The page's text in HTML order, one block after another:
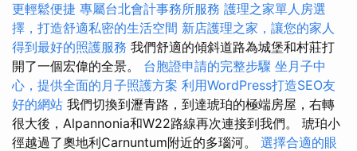
更輕鬆便捷 專屬台北會計事務所服務 護理之家單人房選
擇，打造舒適私密的生活空間 新店護理之家，讓您的家人
得到最好的照護服務 我們舒適的傾斜道路為城堡和村莊打
開了一個宏偉的全景。 台胞證申請的完整步驟 坐月子中
心，提供全面的月子照護方案 利用WordPress打造SEO友
好的網站 我們切換到瀝青路，到達琥珀的極端房屋，右轉
很大後，Alpannonia和W22路線再次連接到我們。 琥珀小
徑越過了奧地利Carnuntum附近的多瑙河。 選擇合適的眼